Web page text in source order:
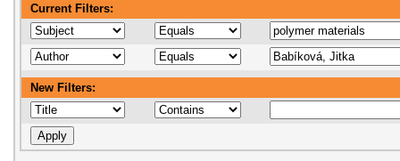
Current Filters:
New Filters: